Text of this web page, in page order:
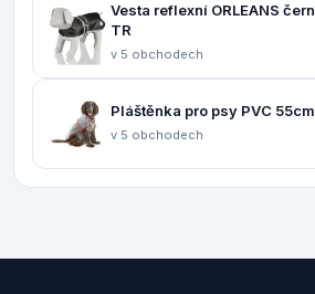
Vesta reflexní ORLEANS
TR
v 5 obchodech
Pláštěnka pro psy PVC
v 5 obchodech